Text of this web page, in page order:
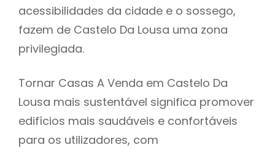
acessibilidades da cidade e o sossego,
fazem de Castelo Da Lousa uma zona
privilegiada.
Tornar Casas A Venda em Castelo Da
Lousa mais sustentável significa promover
edifícios mais saudáveis e confortáveis
para os utilizadores, com